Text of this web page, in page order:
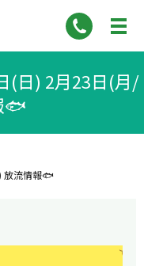
(日) 2月23日(月/
🐟
放流情報🐟